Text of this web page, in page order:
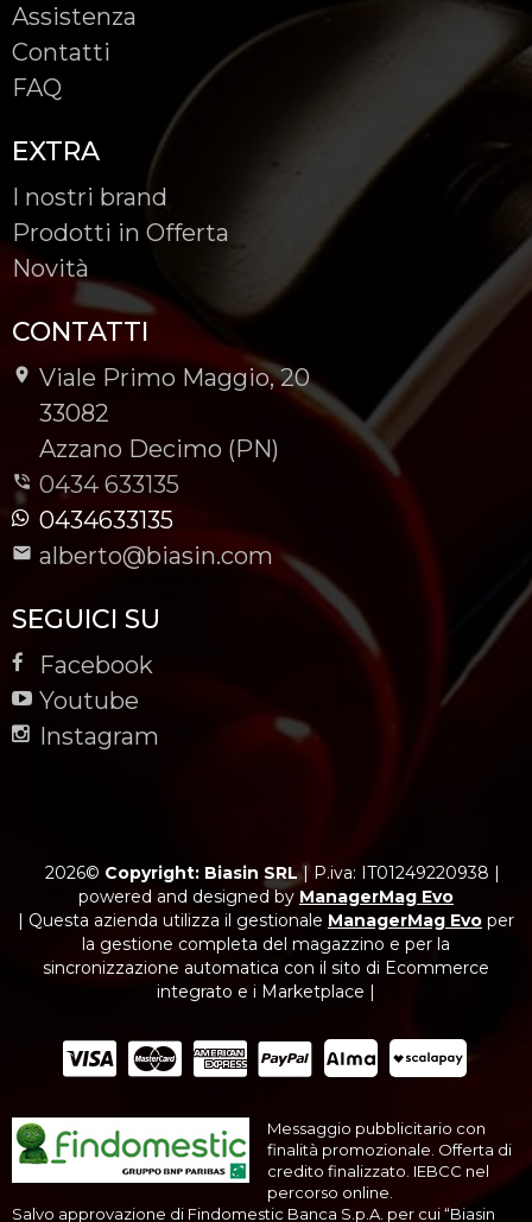
Assistenza
Contatti
FAQ
EXTRA
I nostri brand
Prodotti in Offerta
Novità
CONTATTI
Viale Primo Maggio, 20
-
33082
-
Azzano Decimo (PN)
0434 633135
0434633135
alberto@biasin.com
SEGUICI SU
Facebook
Youtube
Instagram
2026© Copyright: Biasin SRL| P.iva: IT01249220938 |
powered and designed by ManagerMag Evo
| Questa azienda utilizza il gestionale ManagerMag Evo per
la gestione completa del magazzino e per la
sincronizzazione automatica con il sito di Ecommerce
integrato e i Marketplace |
Messaggio pubblicitario con
finalità promozionale. Offerta di
credito finalizzato. IEBCC nel
percorso online.
Salvo approvazione di Findomestic Banca S.p.A. per cui “Biasin